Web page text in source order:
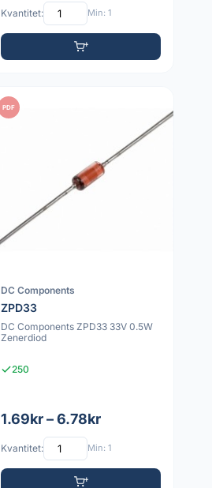
Kvantitet: Min: 1
PDF
DC Components
ZPD33
DC Components ZPD33 33V 0.5W
Zenerdiod
250
1.69kr – 6.78kr
Kvantitet: Min: 1